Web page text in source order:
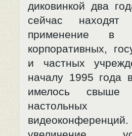
диковинкой два
сейчас находят
применение в
корпоративных,
и частных
началу 1995 года
имелось свыше